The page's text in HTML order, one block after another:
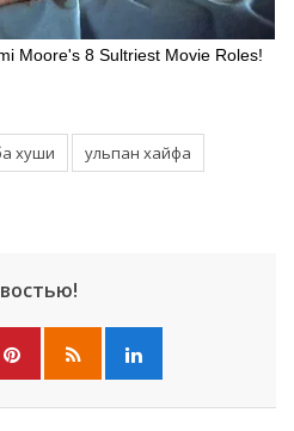
Moore's 8 Sultriest Movie Roles!
хуши
ульпан хайфа